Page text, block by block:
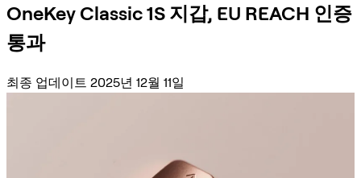
OneKey Classic 1S 지갑, EU REACH 인증
통과
최종 업데이트 2025년 12월 11일